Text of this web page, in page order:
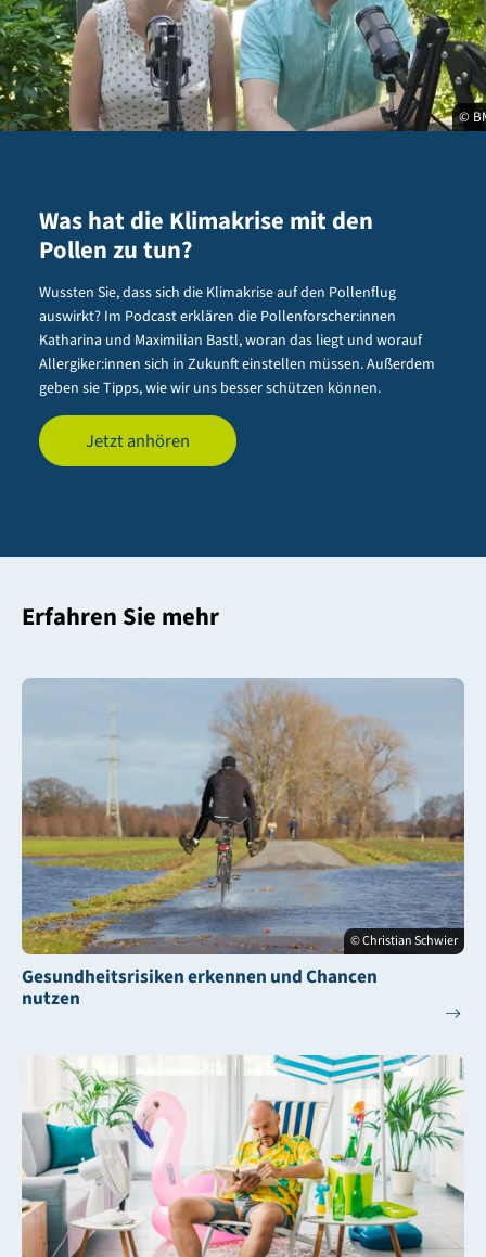
©
Was hat die Klimakrise mit den
Pollen zu tun?
Wussten Sie, dass sich die Klimakrise auf den Pollenflug
auswirkt? Im Podcast erklären die Pollenforscher:innen
Katharina und Maximilian Bastl, woran das liegt und worauf
Allergiker:innen sich in Zukunft einstellen müssen. Außerdem
geben sie Tipps, wie wir uns besser schützen können.
Jetzt anhören
Erfahren Sie mehr
© Christian Schwier
Gesundheitsrisiken erkennen und Chancen
nutzen